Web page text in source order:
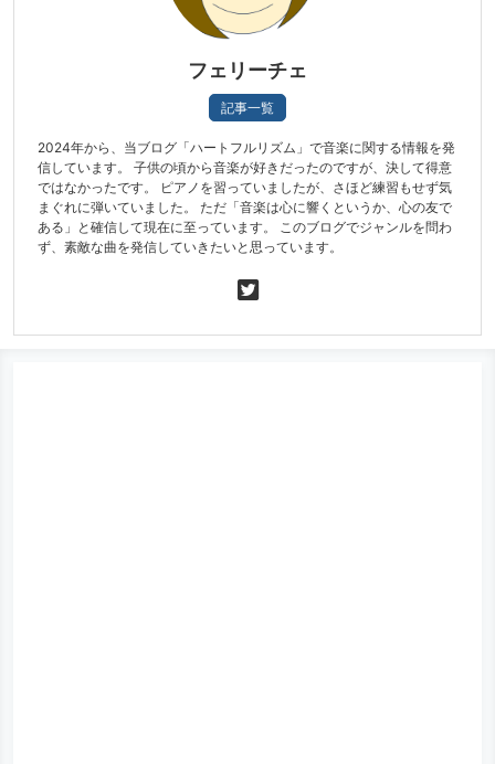
フェリーチェ
記事一覧
2024年から、当ブログ「ハートフルリズム」で音楽に関する情報を発
信しています。 子供の頃から音楽が好きだったのですが、決して得意
ではなかったです。 ピアノを習っていましたが、さほど練習もせず気
まぐれに弾いていました。 ただ「音楽は心に響くというか、心の友で
ある」と確信して現在に至っています。 このブログでジャンルを問わ
ず、素敵な曲を発信していきたいと思っています。